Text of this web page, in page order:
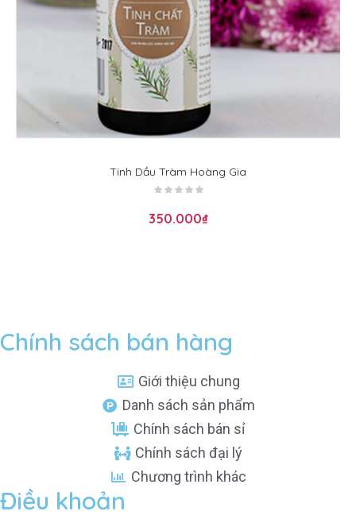
Tinh Dầu Tràm Hoàng Gia
350.000₫
Chính sách bán hàng
Giới thiệu chung
Danh sách sản phẩm
Chính sách bán sỉ
Chính sách đại lý
Chương trình khác
Điều khoản